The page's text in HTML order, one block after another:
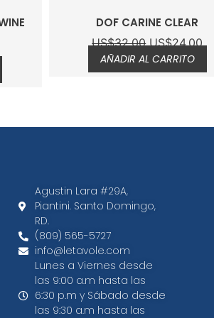
DOF CARINE CLEAR
US$32.00 US$24.00
AÑADIR AL CARRITO
Agustin Lara #29A,
Piantini. Santo Domingo,
RD.​
(809) 565-5727
info@letavole.com
Lunes a Viernes desde
las 9:00 a.m hasta las
6:30 p.m y Sábado desde
las 9:30 a.m hasta las